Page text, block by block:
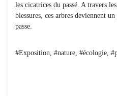
les cicatrices du passé. A travers
blessures, ces arbres deviennent
passe.
#Exposition, #nature, #écologie,